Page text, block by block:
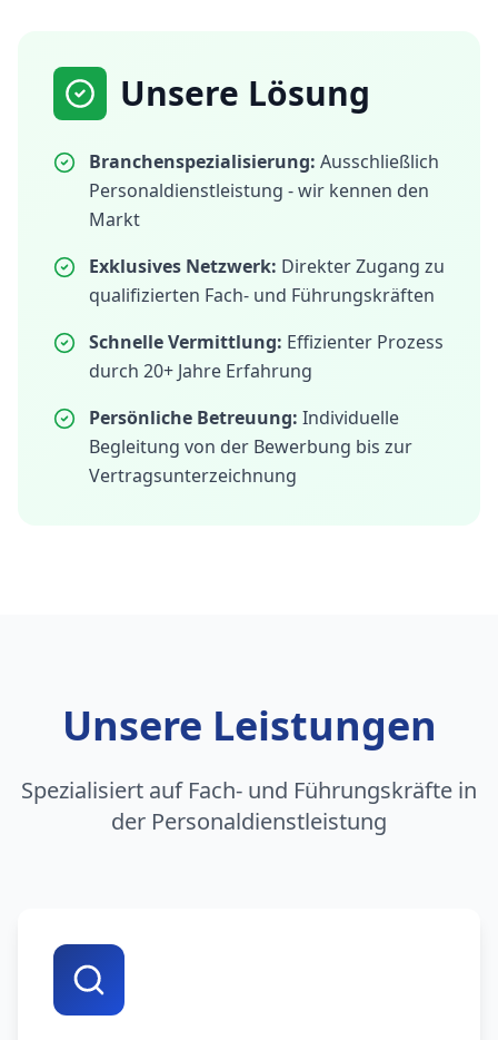
Unsere Lösung
Branchenspezialisierung: Ausschließlich
Personaldienstleistung - wir kennen den
Markt
Exklusives Netzwerk: Direkter Zugang zu
qualifizierten Fach- und Führungskräften
Schnelle Vermittlung: Effizienter Prozess
durch 20+ Jahre Erfahrung
Persönliche Betreuung: Individuelle
Begleitung von der Bewerbung bis zur
Vertragsunterzeichnung
Unsere Leistungen
Spezialisiert auf Fach- und Führungskräfte in
der Personaldienstleistung